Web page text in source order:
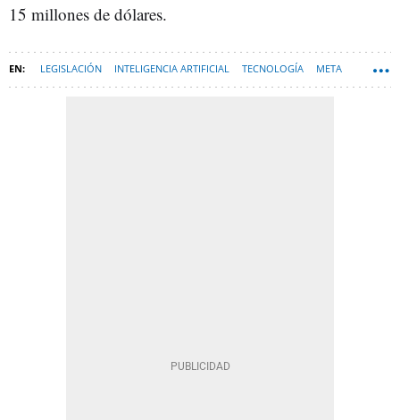
15 millones de dólares.
LEGISLACIÓN INTELIGENCIA ARTIFICIAL TECNOLOGÍA META